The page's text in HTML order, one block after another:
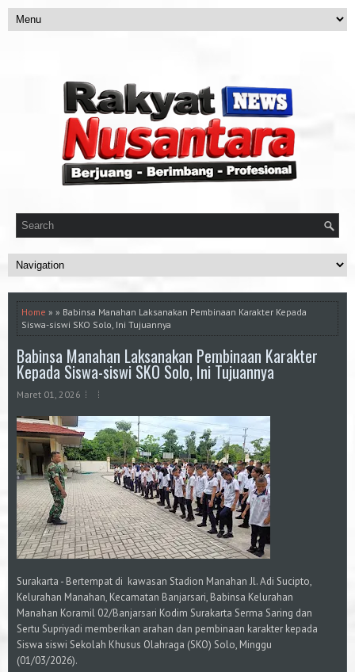
Home » » Babinsa Manahan Laksanakan Pembinaan Karakter Kepada
Siswa-siswi SKO Solo, Ini Tujuannya
Babinsa Manahan Laksanakan Pembinaan Karakter
Kepada Siswa-siswi SKO Solo, Ini Tujuannya
Maret 01, 2026
Surakarta - Bertempat di kawasan Stadion Manahan Jl. Adi Sucipto,
Kelurahan Manahan, Kecamatan Banjarsari, Babinsa Kelurahan
Manahan Koramil 02/Banjarsari Kodim Surakarta Serma Saring dan
Sertu Supriyadi memberikan arahan dan pembinaan karakter kepada
Siswa siswi Sekolah Khusus Olahraga (SKO) Solo, Minggu
(01/03/2026).